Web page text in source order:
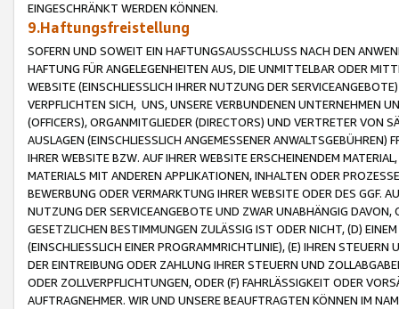
EINGESCHRÄNKT WERDEN KÖNNEN.
9.Haftungsfreistellung
SOFERN UND SOWEIT EIN HAFTUNGSAUSSCHLUSS NACH DEN
HAFTUNG FÜR ANGELEGENHEITEN AUS, DIE UNMITTELBAR ODER
WEBSITE (EINSCHLIESSLICH IHRER NUTZUNG DER
VERPFLICHTEN SICH, UNS, UNSERE VERBUNDENEN UNTERNEHMEN
(OFFICERS), ORGANMITGLIEDER (DIRECTORS) UND VERTRETER VON
AUSLAGEN (EINSCHLIESSLICH ANGEMESSENER
IHRER WEBSITE BZW. AUF IHRER WEBSITE ERSCHEINENDEM
MATERIALS MIT ANDEREN APPLIKATIONEN, INHALTEN ODER
BEWERBUNG ODER VERMARKTUNG IHRER WEBSITE ODER DES GGF.
NUTZUNG DER SERVICEANGEBOTE UND ZWAR UNABHÄNGIG
GESETZLICHEN BESTIMMUNGEN ZULÄSSIG IST ODER NICHT, (D)
(EINSCHLIESSLICH EINER PROGRAMMRICHTLINIE), (E) IHREN
DER EINTREIBUNG ODER ZAHLUNG IHRER STEUERN UND
ODER ZOLLVERPFLICHTUNGEN, ODER (F) FAHRLÄSSIGKEIT ODER
AUFTRAGNEHMER. WIR UND UNSERE BEAUFTRAGTEN KÖNNEN IM